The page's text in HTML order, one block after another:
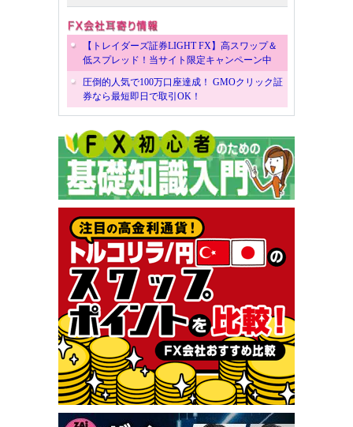
【トレイダーズ証券LIGHT FX】高スワップ＆
低スプレッド！当サイト限定キャンペーン中
圧倒的人気で100万口座達成！ GMOクリック証
券なら最短即日で取引OK！